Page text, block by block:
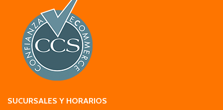
SUCURSALES Y HORARIOS